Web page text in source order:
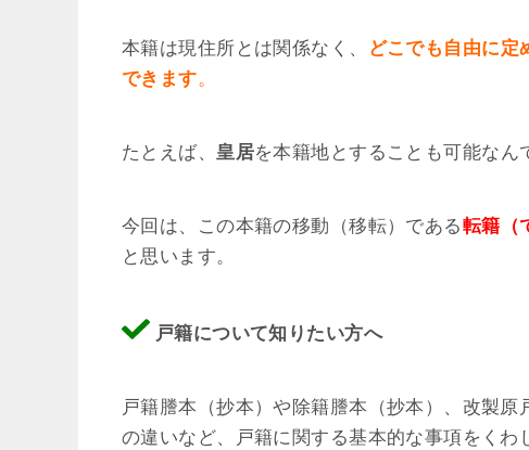
本籍は現住所とは関係なく、
どこでも自由に定
できます。
たとえば、皇居を本籍地とすることも可能なん
今回は、この本籍の移動（移転）である転籍（
と思います。
戸籍について知りたい方へ
戸籍謄本（抄本）や除籍謄本（抄本）、改製
の違いなど、戸籍に関する基本的な事項をくわ